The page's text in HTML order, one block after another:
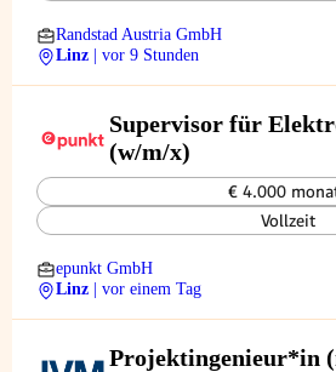
Randstad Austria GmbH
Linz
| vor 9 Stunden
Supervisor für
(w/m/x)
€ 4.000
Vollzeit
epunkt GmbH
Linz
| vor einem Tag
Projektingenieur*in